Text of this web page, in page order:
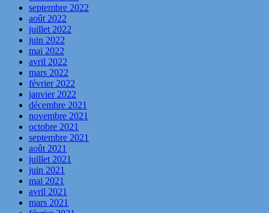
septembre 2022
août 2022
juillet 2022
juin 2022
mai 2022
avril 2022
mars 2022
février 2022
janvier 2022
décembre 2021
novembre 2021
octobre 2021
septembre 2021
août 2021
juillet 2021
juin 2021
mai 2021
avril 2021
mars 2021